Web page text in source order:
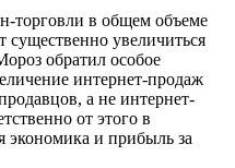
торговли в общем объеме
существенно увеличиться
обратил особое
интернет-продаж
а не интернет-
от этого в
экономика и прибыль за